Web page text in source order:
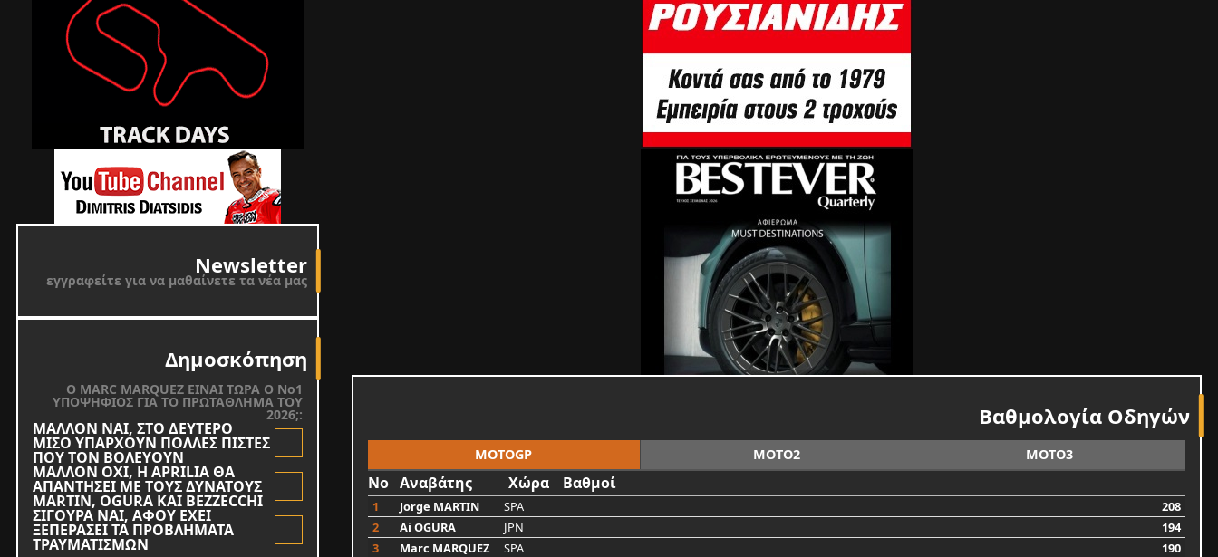
Newsletter
εγγραφείτε για να μαθαίνετε τα νέα μας
Δημοσκόπηση
O MARC MARQUEZ ΕΙΝΑΙ ΤΩΡΑ Ο Νο1
ΥΠΟΨΗΦΙΟΣ ΓΙΑ ΤΟ ΠΡΩΤΑΘΛΗΜΑ ΤΟΥ
2026;:
ΜΑΛΛΟΝ ΝΑΙ, ΣΤΟ ΔΕΥΤΕΡΟ
ΜΙΣΟ ΥΠΑΡΧΟΥΝ ΠΟΛΛΕΣ ΠΙΣΤΕΣ
ΠΟΥ ΤΟΝ ΒΟΛΕΥΟΥΝ
ΜΑΛΛΟΝ ΟΧΙ, Η APRILIA ΘΑ
ΑΠΑΝΤΗΣΕΙ ΜΕ ΤΟΥΣ ΔΥΝΑΤΟΥΣ
MARTIN, OGURA KAI BEZZECCHI
ΣΙΓΟΥΡΑ ΝΑΙ, ΑΦΟΥ ΕΧΕΙ
ΞΕΠΕΡΑΣΕΙ ΤΑ ΠΡΟΒΛΗΜΑΤΑ
ΤΡΑΥΜΑΤΙΣΜΩΝ
Βαθμολογία Οδηγών
MOTOGP MOTO2 MOTO3
No Αναβάτης Χώρα Βαθμοί
1 Jorge MARTIN SPA
208
2
Ai OGURA JPN
194
3
Marc MARQUEZ SPA
190